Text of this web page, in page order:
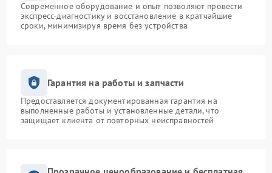
Современное оборудование и опыт позволяют провести
экспресс-диагностику и восстановление в кратчайшие
сроки, минимизируя время без устройства
Гарантия на работы и запчасти
Предоставляется документированная гарантия на
выполненные работы и установленные детали, что
защищает клиента от повторных неисправностей